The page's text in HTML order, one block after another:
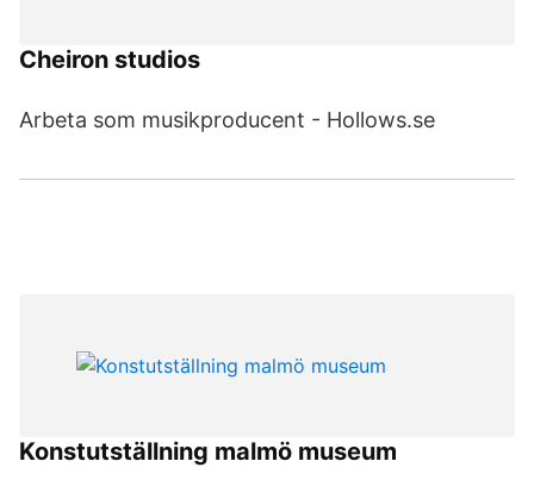
Cheiron studios
Arbeta som musikproducent - Hollows.se
Konstutställning malmö museum